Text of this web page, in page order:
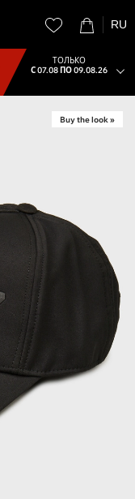
RU
ТОЛЬКО
С 07.08 ПО 09.08.26
Buy the look »